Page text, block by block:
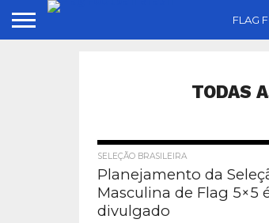
FLAG
TODAS
SELEÇÃO BRASILEIRA
Planejamento da
Masculina de Flag 5×5
divulgado